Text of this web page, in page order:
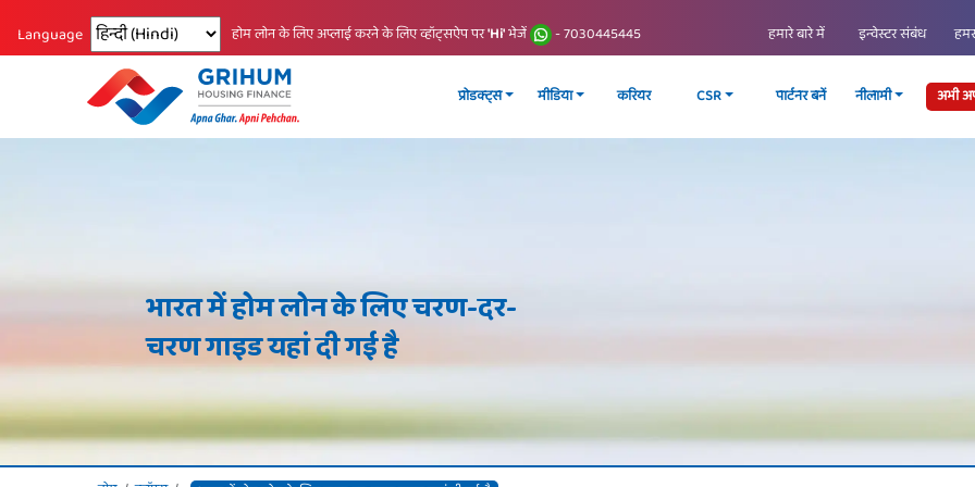
Language Changing language reloads the page.
होम लोन के लिए अप्लाई करने के लिए व्हॉट्सऐप पर'Hi'भेजें - 7030445445 हमारे बारे में इन्वेस्टर संबंध
प्रोडक्ट्स मीडिया करियर CSR पार्टनर बनें नीलामी अभी
भारत में होम लोन के लिए चरण-दर-
चरण गाइड यहां दी गई है